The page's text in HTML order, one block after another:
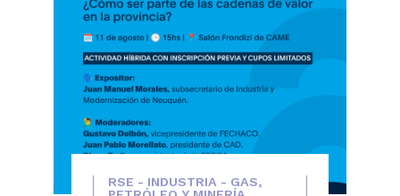
RSE - INDUSTRIA - GAS,